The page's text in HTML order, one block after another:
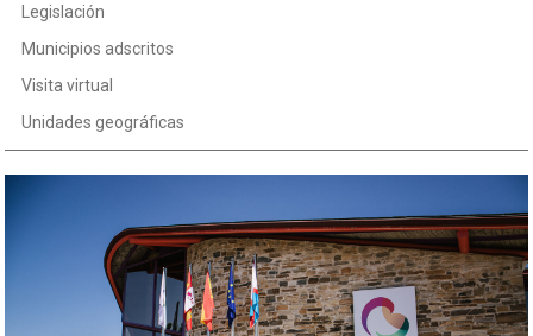
Legislación
Municipios adscritos
Visita virtual
Unidades geográficas